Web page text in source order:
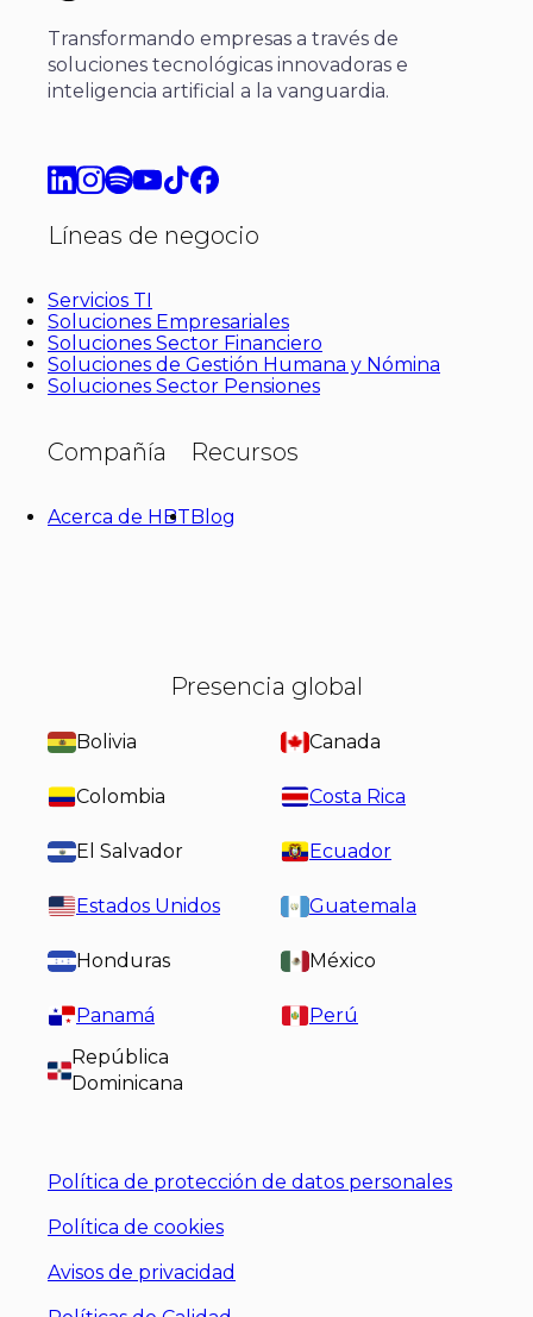
Transformando empresas a través de
soluciones tecnológicas innovadoras e
inteligencia artificial a la vanguardia.
Líneas de negocio
Servicios TI
Soluciones Empresariales
Soluciones Sector Financiero
Soluciones de Gestión Humana y Nómina
Soluciones Sector Pensiones
Compañía
Acerca de HBT
Recursos
Blog
Presencia global
Bolivia Canada
Colombia Costa Rica
El Salvador Ecuador
Estados Unidos Guatemala
Honduras México
Panamá
Perú
República
Dominicana
Política de protección de datos personales
Política de cookies
Avisos de privacidad